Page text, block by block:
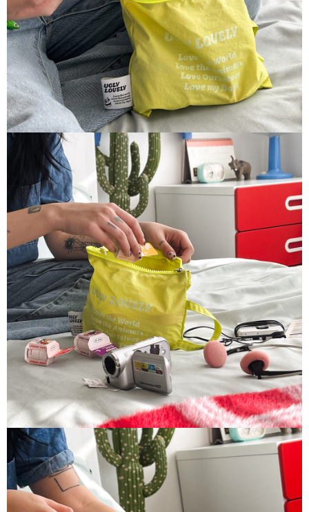
【注意事項】
１．透過由恩沛科技股份有限公司提供之「AFTEE先享後付」服務完成之交
易，需依本服務之必要範圍內提供個人資料，並將交易相關給付款項請求債
權轉讓予恩沛科技股份有限公司。
２．關於個人資料處理事宜，請瀏覽以下網址：
https://aftee.tw/terms/#terms3
３．未成年的使用者請事先徵得法定代理人或監護人之同意方可使用
「AFTEE先享後付」，若未經同意申辦者引起之損失，本公司不負相關責
任。
４．使用「AFTEE先享後付」時，將依據個別帳號之用戶狀況，依本公司即
時審查核予不同之上限額度；若仍有額度不足之情形，本公司將視審查結果
請求用戶進行身份認證。
５．嚴禁一人註冊多個帳號或使用他人資訊註冊。若發現惡意使用之情形，
恩沛科技股份有限公司將有權停止該用戶之使用額度並採取法律行動。
宅配
每筆NT$85，滿NT$1,000(含以上)免運費